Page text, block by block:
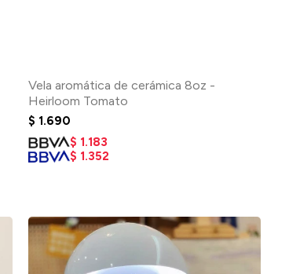
Vela aromática de cerámica 8oz -
Heirloom Tomato
$ 1.690
$ 1.183
$ 1.352